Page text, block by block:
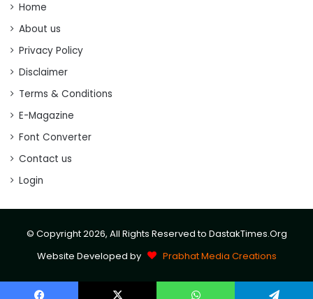
Home
About us
Privacy Policy
Disclaimer
Terms & Conditions
E-Magazine
Font Converter
Contact us
Login
© Copyright 2026, All Rights Reserved to DastakTimes.Org
Website Developed by
Prabhat Media Creations